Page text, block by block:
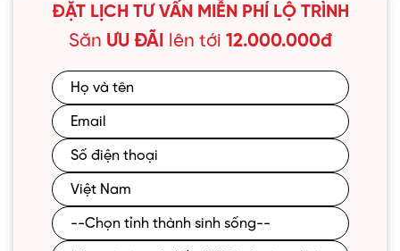
ĐẶT LỊCH TƯ VẤN MIỄN PHÍ LỘ TRÌNH
Săn ƯU ĐÃI lên tới 12.000.000đ